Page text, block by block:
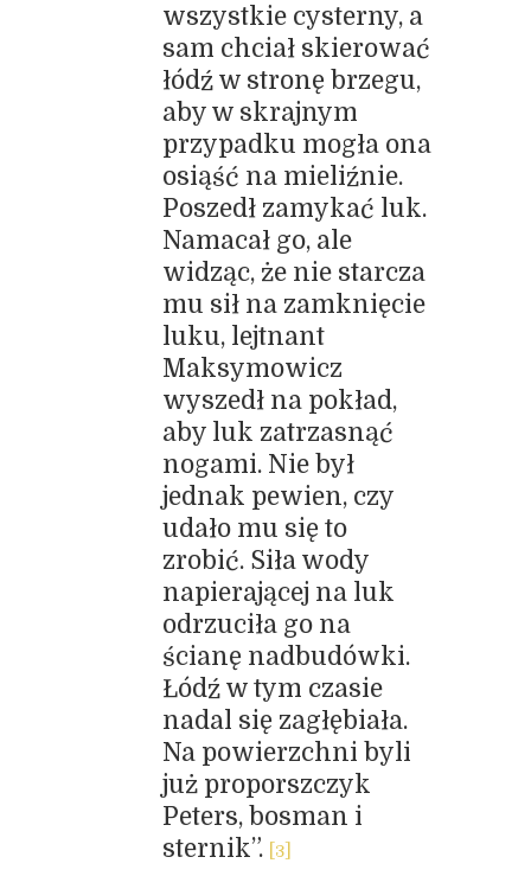
wszystkie cysterny, a
sam chciał skierować
łódź w stronę brzegu,
aby w skrajnym
przypadku mogła ona
osiąść na mieliźnie.
Poszedł zamykać luk.
Namacał go, ale
widząc, że nie starcza
mu sił na zamknięcie
luku, lejtnant
Maksymowicz
wyszedł na pokład,
aby luk zatrzasnąć
nogami. Nie był
jednak pewien, czy
udało mu się to
zrobić. Siła wody
napierającej na luk
odrzuciła go na
ścianę nadbudówki.
Łódź w tym czasie
nadal się zagłębiała.
Na powierzchni byli
już proporszczyk
Peters, bosman i
sternik”.
[3]